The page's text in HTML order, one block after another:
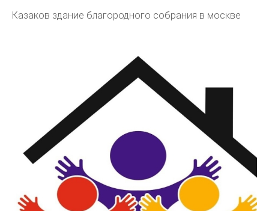
Казаков здание благородного собрания в москве